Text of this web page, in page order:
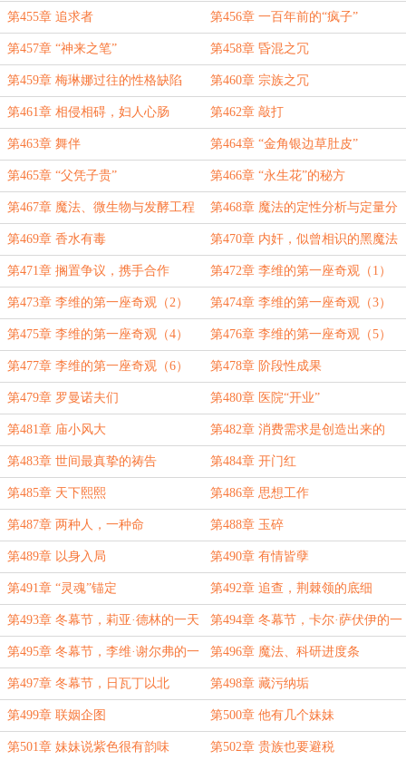
第455章 追求者 第456章 一百年前的“疯子”
第457章 “神来之笔” 第458章 昏混之冗
第459章 梅琳娜过往的性格缺陷 第460章 宗族之冗
第461章 相侵相碍，妇人心肠 第462章 敲打
第463章 舞伴 第464章 “金角银边草肚皮”
第465章 “父凭子贵” 第466章 “永生花”的秘方
第467章 魔法、微生物与发酵工程 第468章 魔法的定性分析与定量分
析
第469章 香水有毒 第470章 内奸，似曾相识的黑魔法
第471章 搁置争议，携手合作 第472章 李维的第一座奇观（1）
第473章 李维的第一座奇观（2） 第474章 李维的第一座奇观（3）
第475章 李维的第一座奇观（4） 第476章 李维的第一座奇观（5）
第477章 李维的第一座奇观（6） 第478章 阶段性成果
第479章 罗曼诺夫们 第480章 医院“开业”
第481章 庙小风大 第482章 消费需求是创造出来的
第483章 世间最真挚的祷告 第484章 开门红
第485章 天下熙熙 第486章 思想工作
第487章 两种人，一种命 第488章 玉碎
第489章 以身入局 第490章 有情皆孽
第491章 “灵魂”锚定 第492章 追查，荆棘领的底细
第493章 冬幕节，莉亚·德林的一天 第494章 冬幕节，卡尔·萨伏伊的一
天
第495章 冬幕节，李维·谢尔弗的一
天
第496章 魔法、科研进度条
第497章 冬幕节，日瓦丁以北 第498章 藏污纳垢
第499章 联姻企图 第500章 他有几个妹妹
第501章 妹妹说紫色很有韵味 第502章 贵族也要避税